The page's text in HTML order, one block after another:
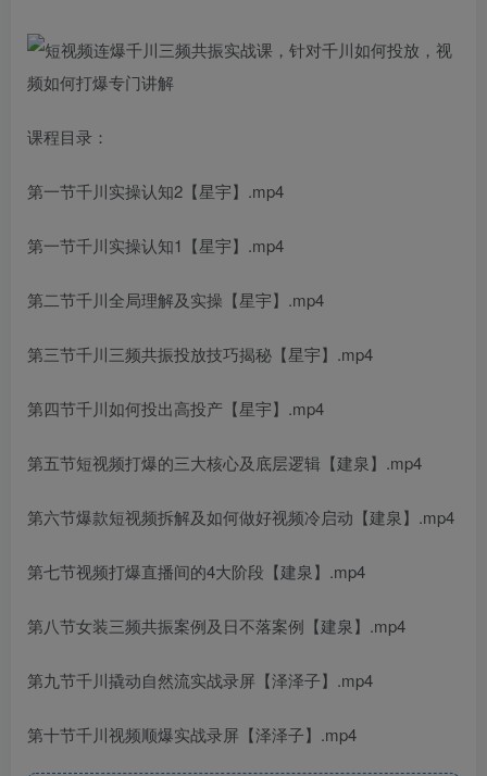
课程目录：
第一节千川实操认知2【星宇】.mp4
第一节千川实操认知1【星宇】.mp4
第二节千川全局理解及实操【星宇】.mp4
第三节千川三频共振投放技巧揭秘【星宇】.mp4
第四节千川如何投出高投产【星宇】.mp4
第五节短视频打爆的三大核心及底层逻辑【建泉】.mp4
第六节爆款短视频拆解及如何做好视频冷启动【建泉】.mp4
第七节视频打爆直播间的4大阶段【建泉】.mp4
第八节女装三频共振案例及日不落案例【建泉】.mp4
第九节千川撬动自然流实战录屏【泽泽子】.mp4
第十节千川视频顺爆实战录屏【泽泽子】.mp4